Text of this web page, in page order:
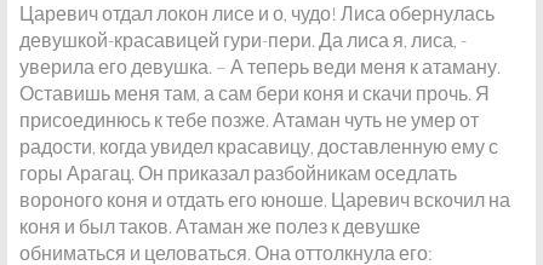
Царевич отдал локон лисе и о, чудо! Лиса обернулась
девушкой-красавицей гури-пери. Да лиса я, лиса, -
уверила его девушка. – А теперь веди меня к атаману.
Оставишь меня там, а сам бери коня и скачи прочь. Я
присоединюсь к тебе позже. Атаман чуть не умер от
радости, когда увидел красавицу, доставленную ему с
горы Арагац. Он приказал разбойникам оседлать
вороного коня и отдать его юноше. Царевич вскочил на
коня и был таков. Атаман же полез к девушке
обниматься и целоваться. Она оттолкнула его: